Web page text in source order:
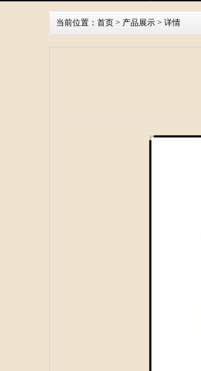
当前位置： 首页 > 产品展示 > 详情